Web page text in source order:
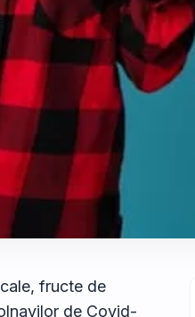
fructe de
de Covid-